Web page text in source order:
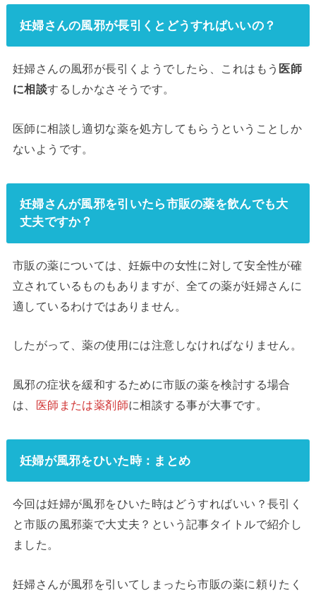
妊婦さんの風邪が長引くとどうすればいいの？
妊婦さんの風邪が長引くようでしたら、これはもう 医師
に相談するしかなさそうです。
医師に相談し適切な薬を処方してもらうということしか
ないようです。
妊婦さんが風邪を引いたら市販の薬を飲んでも大
丈夫ですか？
市販の薬については、妊娠中の女性に対して安全性が確
立されているものもありますが、全ての薬が妊婦さんに
適しているわけではありません。
したがって、薬の使用には注意しなければなりません。
風邪の症状を緩和するために市販の薬を検討する場合
は、 医師または薬剤師に相談する事が大事です。
妊婦が風邪をひいた時：まとめ
今回は妊婦が風邪をひいた時はどうすればいい？長引く
と市販の風邪薬で大丈夫？という記事タイトルで紹介し
ました。
妊婦さんが風邪を引いてしまったら市販の薬に頼りたく